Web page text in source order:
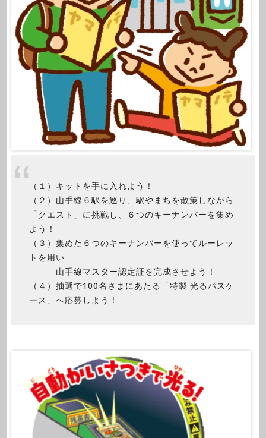
（１）キットを手に入れよう！
（２）山手線６駅を巡り、駅やまちを散策しながら
「クエスト」に挑戦し、６つのキーナンバーを集め
よう！
（３）集めた６つのキーナンバーを使ってルーレッ
トを用い
山手線マスター認定証を完成させよう！
（４）抽選で100名さまにあたる「特製 光るパスケ
ース」へ応募しよう！